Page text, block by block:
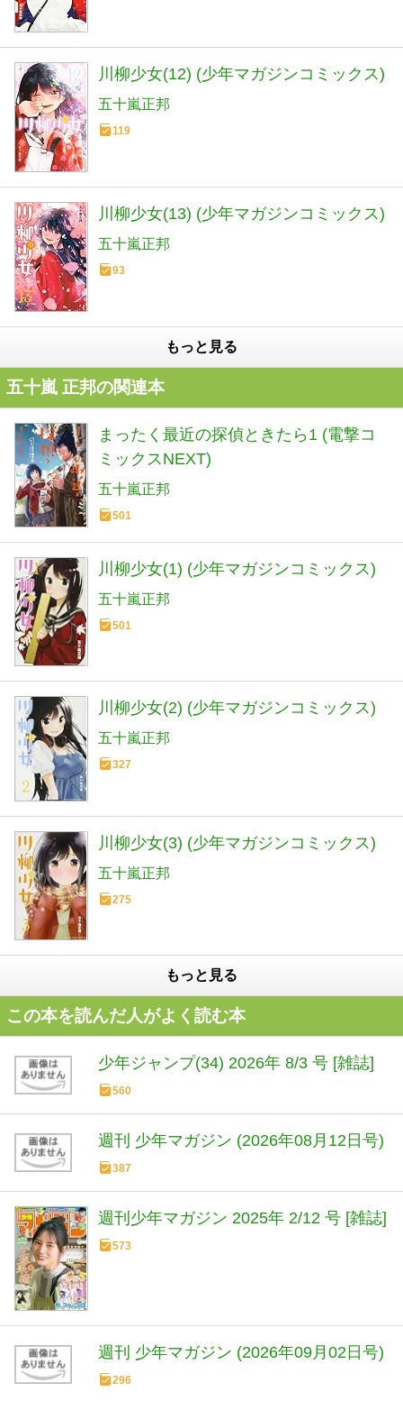
川柳少女(12) (少年マガジンコミックス)
五十嵐正邦
119
川柳少女(13) (少年マガジンコミックス)
五十嵐正邦
93
もっと見る
五十嵐 正邦の関連本
まったく最近の探偵ときたら1 (電撃コ
ミックスNEXT)
五十嵐正邦
501
川柳少女(1) (少年マガジンコミックス)
五十嵐正邦
501
川柳少女(2) (少年マガジンコミックス)
五十嵐正邦
327
川柳少女(3) (少年マガジンコミックス)
五十嵐正邦
275
もっと見る
この本を読んだ人がよく読む本
少年ジャンプ(34) 2026年 8/3 号 [雑誌]
560
週刊 少年マガジン (2026年08月12日号)
387
週刊少年マガジン 2025年 2/12 号 [雑誌]
573
週刊 少年マガジン (2026年09月02日号)
296